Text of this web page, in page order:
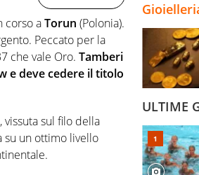
corso aTorun (Polonia).
Peccato per la
che vale Oro. Tamberi
e deve cedere il titolo
sul filo della
su un ottimo livello
ULTIME